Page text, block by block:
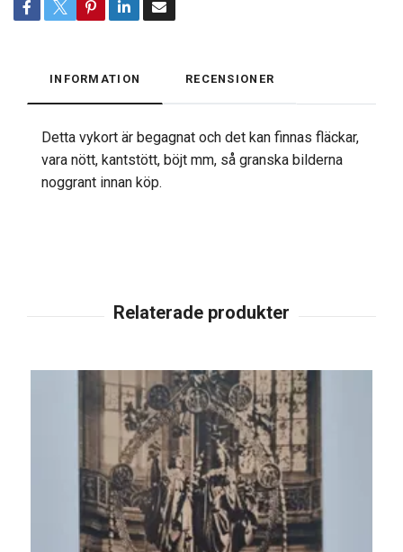
INFORMATION RECENSIONER
Detta vykort är begagnat och det kan finnas fläckar,
vara nött, kantstött, böjt mm, så granska bilderna
noggrant innan köp.